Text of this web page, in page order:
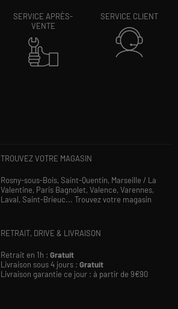
SERVICE APRÈS-
VENTE
SERVICE CLIENT
TROUVEZ VOTRE MAGASIN
Rosny-sous-Bois, Saint-Quentin, Marseille / La
Valentine, Paris Bagnolet, Valence, Varennes,
Laval, Saint-Brieuc... Trouvez votre magasin
RETRAIT, DRIVE & LIVRAISON
Retrait en 1h : Gratuit
Livraison sous 4 jours : Gratuit
Livraison garantie ce jour : à partir de 9€90